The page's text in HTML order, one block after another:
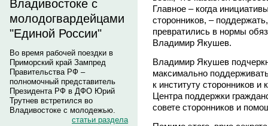
Владивостоке с
молодогвардейцами
"Единой России"
Во время рабочей поездки в
Приморский край Зампред
Правительства РФ –
полномочный представитель
Президента РФ в ДФО Юрий
Трутнев встретился во
Владивостоке с молодежью.
статьи раздела
Главное – когда
сторонников, –
превратились в нормы
Владимир Якушев.
Владимир Якушев
максимально
к институту сторонников и
Центра поддержки
совете сторонников и